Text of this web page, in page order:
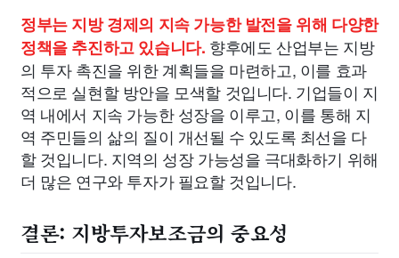
정부는 지방 경제의 지속 가능한 발전을 위해 다양한
정책을 추진하고 있습니다. 향후에도 산업부는 지방
의 투자 촉진을 위한 계획들을 마련하고, 이를 효과
적으로 실현할 방안을 모색할 것입니다. 기업들이 지
역 내에서 지속 가능한 성장을 이루고, 이를 통해 지
역 주민들의 삶의 질이 개선될 수 있도록 최선을 다
할 것입니다. 지역의 성장 가능성을 극대화하기 위해
더 많은 연구와 투자가 필요할 것입니다.
결론: 지방투자보조금의 중요성